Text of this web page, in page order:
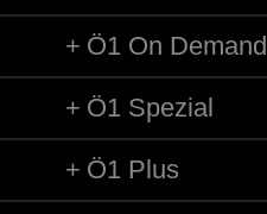
Ö1 On Demand
Ö1 Spezial
Ö1 Plus